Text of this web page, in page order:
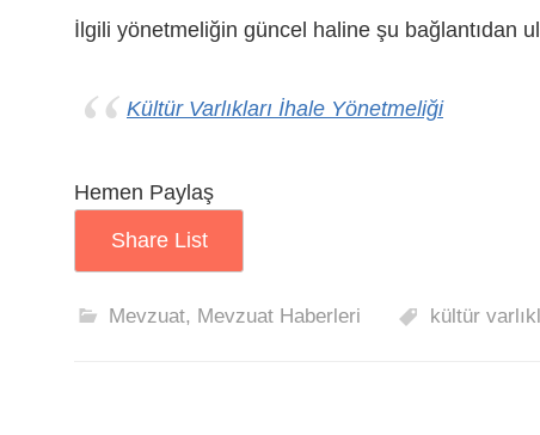
İlgili yönetmeliğin güncel haline şu bağlantıdan
Kültür Varlıkları İhale Yönetmeliği
Hemen Paylaş
Share List
Mevzuat, Mevzuat Haberleri kültür